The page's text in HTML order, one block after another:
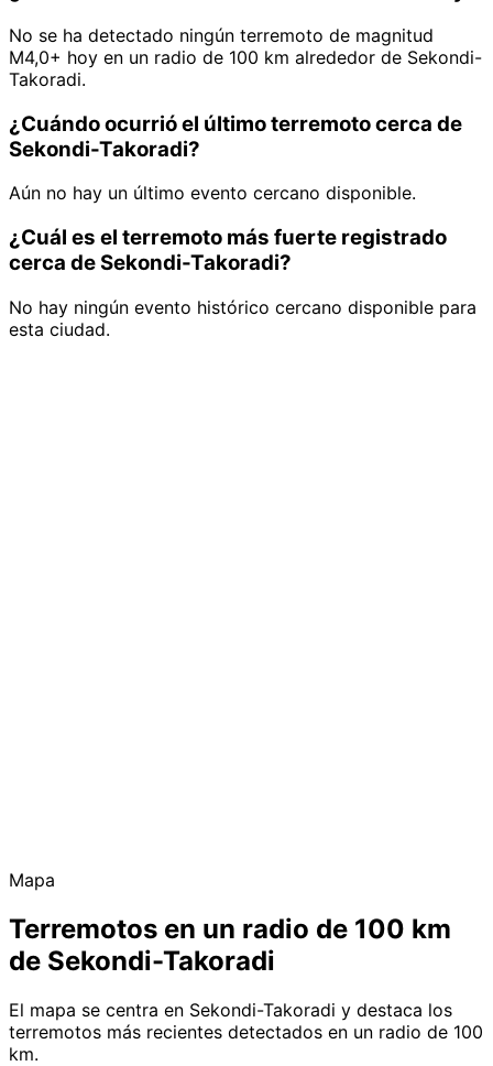
No se ha detectado ningún terremoto de magnitud
M4,0+ hoy en un radio de 100 km alrededor de Sekondi-
Takoradi.
¿Cuándo ocurrió el último terremoto cerca de
Sekondi-Takoradi?
Aún no hay un último evento cercano disponible.
¿Cuál es el terremoto más fuerte registrado
cerca de Sekondi-Takoradi?
No hay ningún evento histórico cercano disponible para
esta ciudad.
Mapa
Terremotos en un radio de 100 km
de Sekondi-Takoradi
El mapa se centra en Sekondi-Takoradi y destaca los
terremotos más recientes detectados en un radio de 100
km.